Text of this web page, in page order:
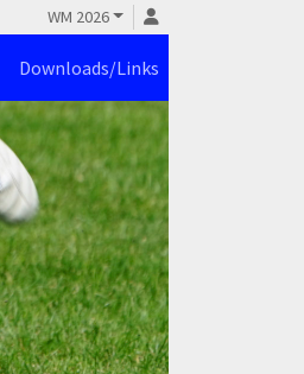
WM 2026
Downloads/Links